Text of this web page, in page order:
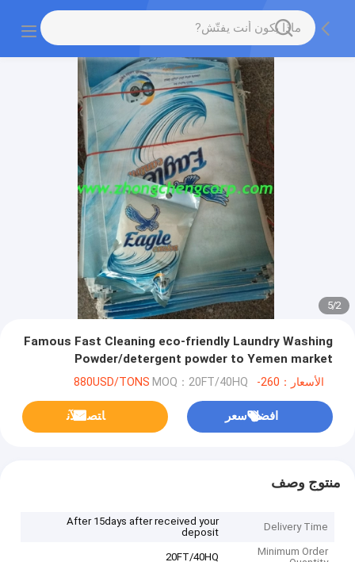
2
/
5
Famous Fast Cleaning eco-friendly Laundry Washing
Powder/detergent powder to Yemen market
الأسعار：260-880USD/TONS MOQ：20FT/40HQ
افضل سعر ﺎﺘﺼﻟ ﺍﻶﻧ
منتوج وصف
Delivery Time
After 15days after received your
deposit
Minimum Order
20FT/40HQ